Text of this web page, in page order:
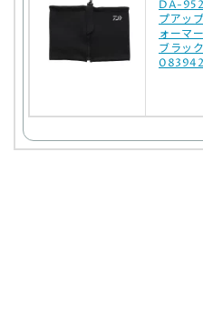
DA-
プアッ
ォーマ
ブラック